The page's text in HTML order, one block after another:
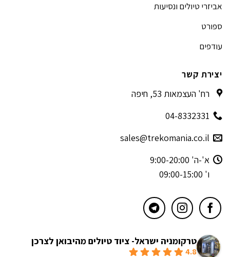
אביזרי טיולים ונסיעות
ספורט
עודפים
יצירת קשר
רח' העצמאות 53, חיפה
04-8332331
sales@trekomania.co.il
א'-ה' 9:00-20:00
ו' 09:00-15:00
טרקומניה ישראל- ציוד טיולים מהיבואן לצרכן
4.8